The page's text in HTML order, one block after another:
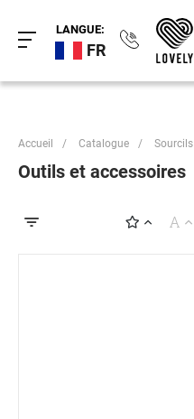
LANGUE:
FR
Accueil / Catalogue / Sourcils
Outils et accessoires